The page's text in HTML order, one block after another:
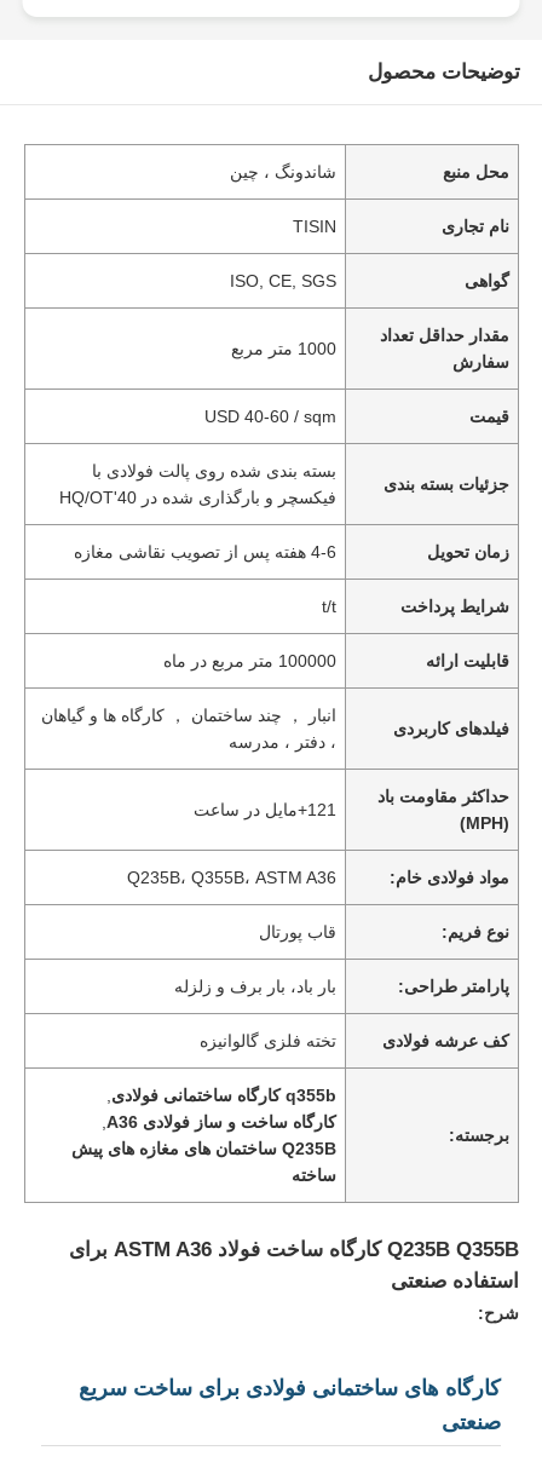
توضیحات محصول
محل منبع شاندونگ ، چین
نام تجاری TISIN
گواهی ISO, CE, SGS
مقدار حداقل تعداد
سفارش
1000 متر مربع
قیمت USD 40-60 / sqm
جزئیات بسته بندی
بسته بندی شده روی پالت فولادی با
فیکسچر و بارگذاری شده در 40'HQ/OT
زمان تحویل 4-6 هفته پس از تصویب نقاشی مغازه
شرایط پرداخت t/t
قابلیت ارائه 100000 متر مربع در ماه
فیلدهای کاربردی
انبار ， چند ساختمان ， کارگاه ها و گیاهان
، دفتر ، مدرسه
حداکثر مقاومت باد
(MPH)
121+مایل در ساعت
مواد فولادی خام: Q235B، Q355B، ASTM A36
نوع فریم: قاب پورتال
پارامتر طراحی: بار باد، بار برف و زلزله
کف عرشه فولادی تخته فلزی گالوانیزه
برجسته:
q355b کارگاه ساختمانی فولادی
کارگاه ساخت و ساز فولادی A36
Q235B ساختمان های مغازه های پیش
ساخته
Q235B Q355B کارگاه ساخت فولاد ASTM A36 برای
استفاده صنعتی
شرح:
کارگاه های ساختمانی فولادی برای ساخت سریع
صنعتی